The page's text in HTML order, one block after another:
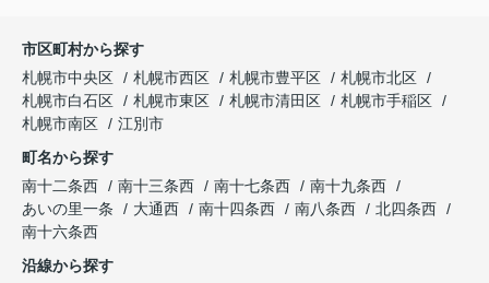
市区町村から探す
札幌市中央区
札幌市西区 札幌市豊平区
札幌市北区
札幌市白石区
札幌市東区 札幌市清田区
札幌市手稲区
札幌市南区
江別市
町名から探す
南十二条西
南十三条西 南十七条西
南十九条西
あいの里一条
大通西 南十四条西 南八条西
北四条西
南十六条西
沿線から探す